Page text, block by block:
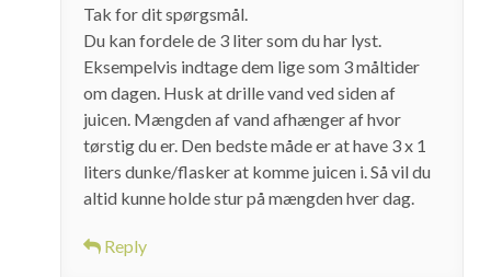
Tak for dit spørgsmål.
Du kan fordele de 3 liter som du har lyst.
Eksempelvis indtage dem lige som 3 måltider
om dagen. Husk at drille vand ved siden af
juicen. Mængden af vand afhænger af hvor
tørstig du er. Den bedste måde er at have 3 x 1
liters dunke/flasker at komme juicen i. Så vil du
altid kunne holde stur på mængden hver dag.
Reply